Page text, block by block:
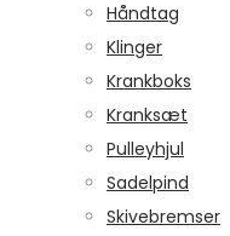
Håndtag
Klinger
Krankboks
Kranksæt
Pulleyhjul
Sadelpind
Skivebremser